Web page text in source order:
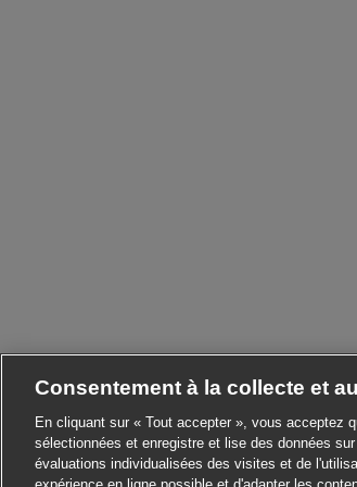
Consentement à la collecte et
En cliquant sur « Tout accepter », vous acceptez
sélectionnées et enregistre et lise des données
évaluations individualisées des visites et de